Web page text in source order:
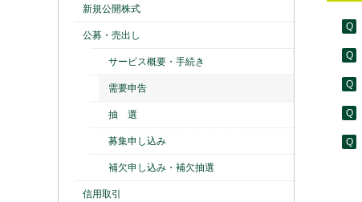
新規公開株式
公募・売出し
サービス概要・手続き
需要申告
抽 選
募集申し込み
補欠申し込み・補欠抽選
信用取引